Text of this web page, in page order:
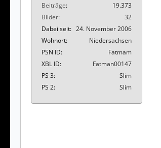
Beiträge
19.373
Bilder
32
Dabei seit
24. November 2006
Wohnort
Niedersachsen
PSN ID
Fatmam
XBL ID
Fatman00147
PS 3
Slim
PS 2
Slim